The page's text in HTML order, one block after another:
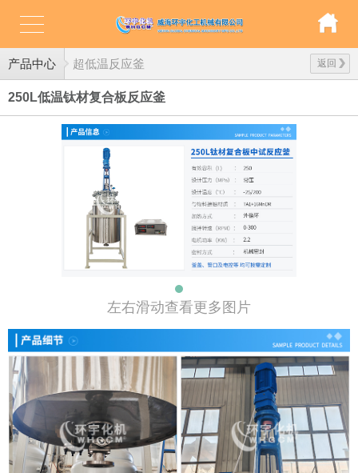
产品中心 返回
超低温反应釜
250L低温钛材复合板反应釜
左右滑动查看更多图片